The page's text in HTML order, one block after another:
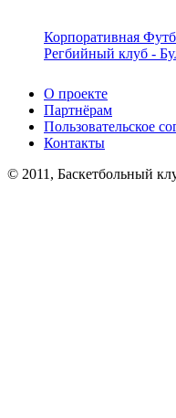
Корпоративная
Регбийный клуб -
О проекте
Партнёрам
Пользовательское
Контакты
© 2011, Баскетбольный